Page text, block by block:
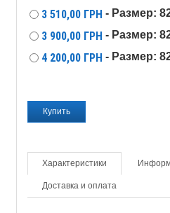
3 510,00 ГРН - Размер:
3 900,00 ГРН - Размер:
4 200,00 ГРН - Размер:
Характеристики
Доставка и оплата